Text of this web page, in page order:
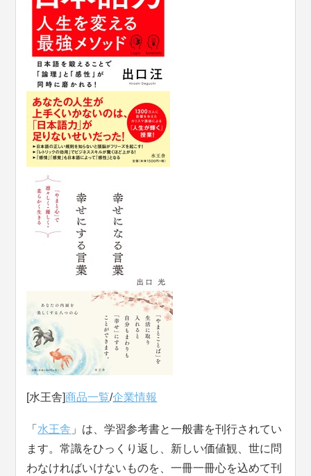
[水王舎]商品一覧/企業情報
「 水王舎 」は、学習参考書と一般書を刊行されてい
ます。常識をひっくり返し、新しい価値観、世に問
わなければいけないものを、一冊一冊心を込めて刊